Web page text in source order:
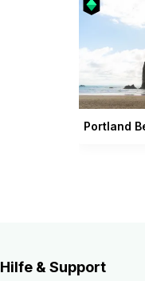
Portland
Hilfe & Support